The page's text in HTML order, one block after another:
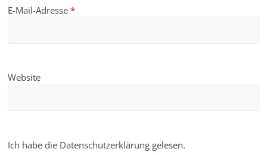
E-Mail-Adresse*
Website
Ich habe die Datenschutzerklärung gelesen.